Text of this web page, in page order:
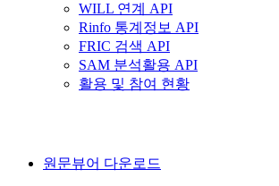
WILL 연계 API
Rinfo 통계정보 API
FRIC 검색 API
SAM 분석활용 API
활용 및 참여 현황
원문뷰어 다운로드